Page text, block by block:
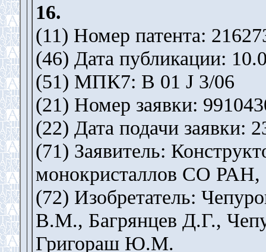
16.
(11) Номер патента:
(46) Дата публикации:
(51) МПК7: B 01 J 3/06
(21) Номер заявки:
(22) Дата подачи заявки:
(71) Заявитель:
монокристаллов СО
(72) Изобретатель:
В.М., Багрянцев Д.Г.,
Григораш Ю.М.